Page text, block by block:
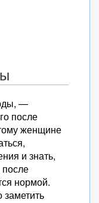
—
после
женщине
и знать,
нормой.